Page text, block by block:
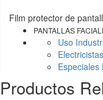
Film protector de
PANTALLAS
Uso
Electricistas
Especiales
Productos